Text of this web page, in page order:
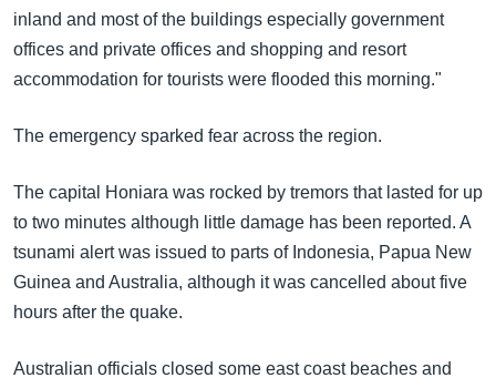
inland and most of the buildings especially government
offices and private offices and shopping and resort
accommodation for tourists were flooded this morning."
The emergency sparked fear across the region.
The capital Honiara was rocked by tremors that lasted for up
to two minutes although little damage has been reported. A
tsunami alert was issued to parts of Indonesia, Papua New
Guinea and Australia, although it was cancelled about five
hours after the quake.
Australian officials closed some east coast beaches and